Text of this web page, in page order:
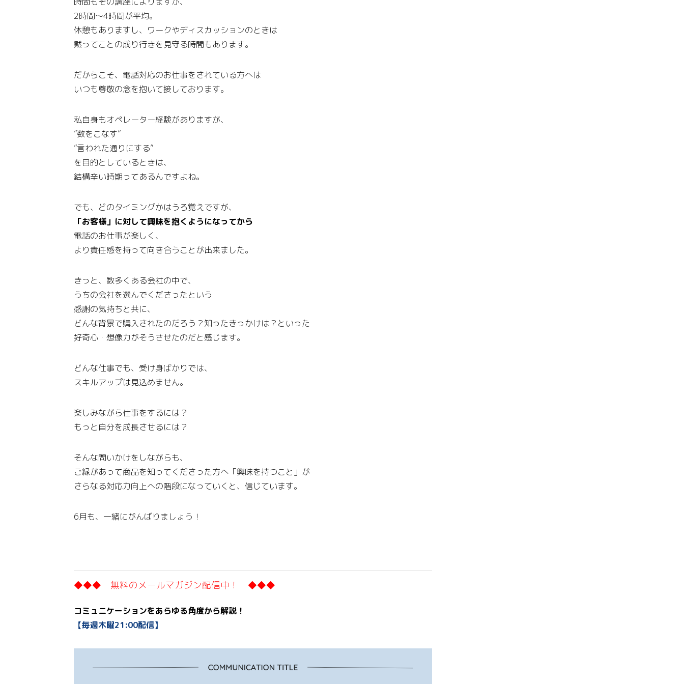
2時間～4時間が平均。
休憩もありますし、ワークやディスカッションのときは
黙ってことの成り行きを見守る時間もあります。
だからこそ、電話対応のお仕事をされている方へは
いつも尊敬の念を抱いて接しております。
私自身もオペレーター経験がありますが、
”数をこなす”
”言われた通りにする”
を目的としているときは、
結構辛い時期ってあるんですよね。
でも、どのタイミングかはうろ覚えですが、
「お客様」に対して興味を抱くようになってから
電話のお仕事が楽しく、
より責任感を持って向き合うことが出来ました。
きっと、数多くある会社の中で、
うちの会社を選んでくださったという
感謝の気持ちと共に、
どんな背景で購入されたのだろう？知ったきっかけは？といった
好奇心・想像力がそうさせたのだと感じます。
どんな仕事でも、受け身ばかりでは、
スキルアップは見込めません。
楽しみながら仕事をするには？
もっと自分を成長させるには？
そんな問いかけをしながらも、
ご縁があって商品を知ってくださった方へ「興味を持つこと」が
さらなる対応力向上への階段になっていくと、信じています。
6月も、一緒にがんばりましょう！
◆◆◆ 無料のメールマガジン配信中！ ◆◆◆
コミュニケーションをあらゆる角度から解説！
【毎週木曜21:00配信】